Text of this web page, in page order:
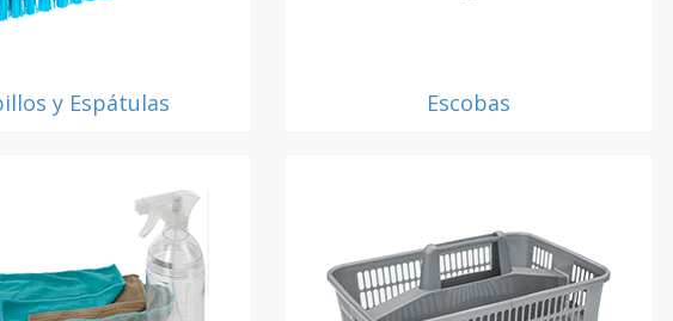
y Espátulas Escobas